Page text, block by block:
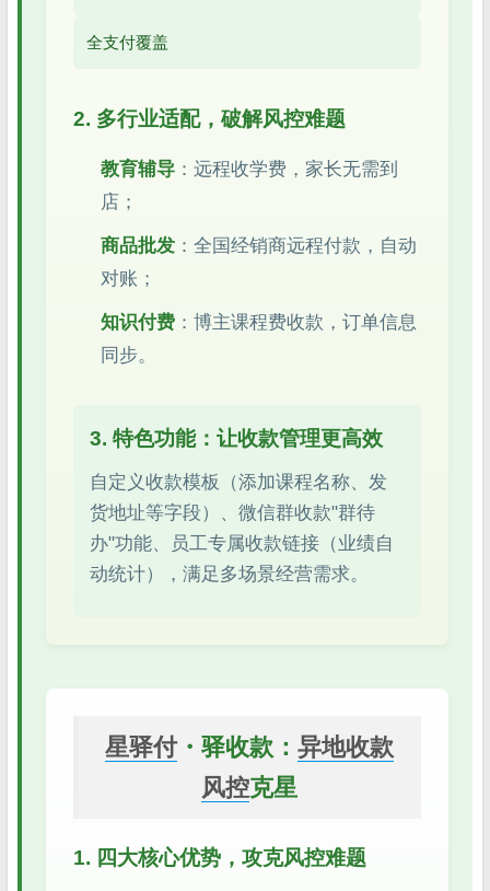
全支付覆盖
2. 多行业适配，破解风控难题
教育辅导 ：远程收学费，家长无需到
店；
商品批发 ：全国经销商远程付款，自动
对账；
知识付费 ：博主课程费收款，订单信息
同步。
3. 特色功能：让收款管理更高效
自定义收款模板（添加课程名称、发
货地址等字段）、微信群收款"群待
办"功能、员工专属收款链接（业绩自
动统计），满足多场景经营需求。
星驿付・驿收款： 异地收款
风控克星
1. 四大核心优势，攻克风控难题